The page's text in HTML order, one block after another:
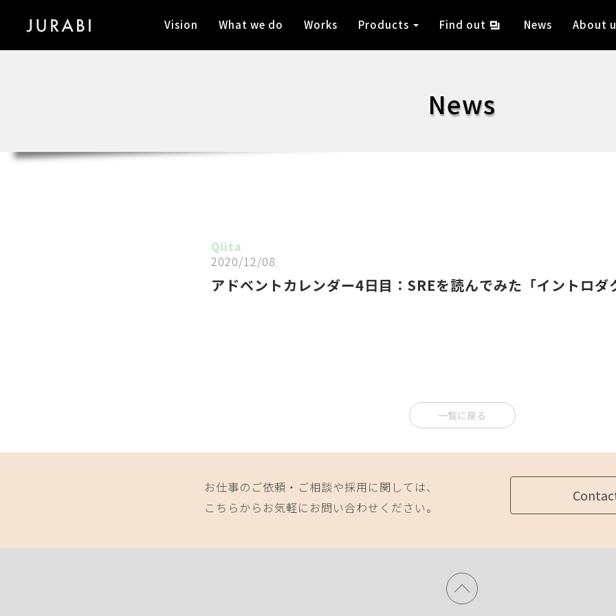
Vision What we do Works Products Find out News About
News
Qiita
2020/12/08
アドベントカレンダー4日目：SREを読んでみた「イントロ
一覧に戻る
お仕事のご依頼・ご相談や採用に関しては、
こちらからお気軽にお問い合わせください。